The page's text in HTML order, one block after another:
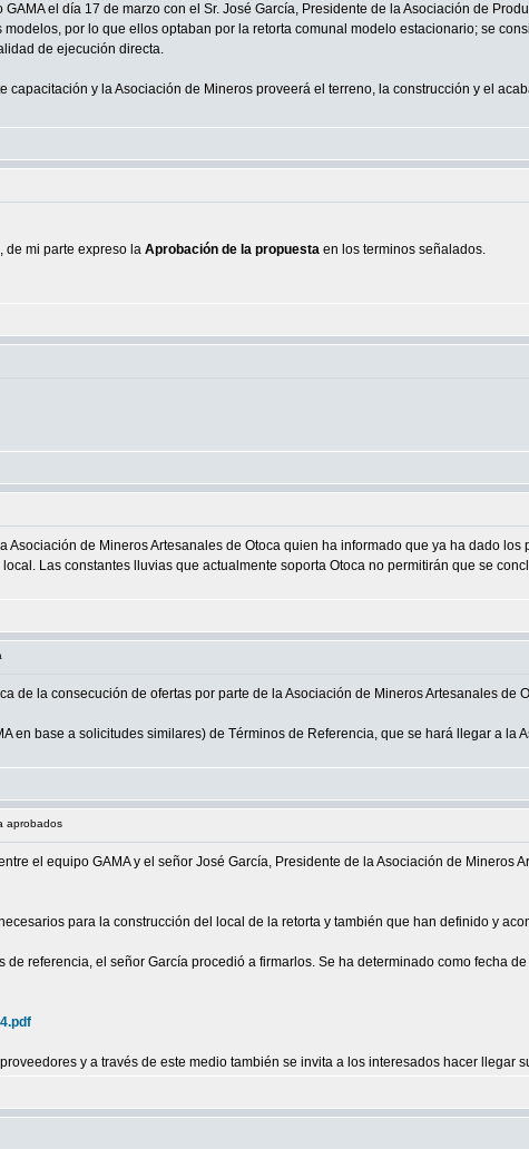
el día 17 de marzo con el Sr. José García, Presidente de la Asociación de
por lo que ellos optaban por la retorta comunal modelo estacionario; se
de ejecución directa.
capacitación y la Asociación de Mineros proveerá el terreno, la construcción y el
de mi parte expreso la Aprobación de la propuesta en los terminos señalados.
Asociación de Mineros Artesanales de Otoca quien ha informado que ya ha dado
Las constantes lluvias que actualmente soporta Otoca no permitirán que se
de la consecución de ofertas por parte de la Asociación de Mineros Artesanales de
en base a solicitudes similares) de Términos de Referencia, que se hará llegar a la
aprobados
el equipo GAMA y el señor José García, Presidente de la Asociación de Mineros
para la construcción del local de la retorta y también que han definido y
referencia, el señor García procedió a firmarlos. Se ha determinado como fecha
y a través de este medio también se invita a los interesados hacer llegar